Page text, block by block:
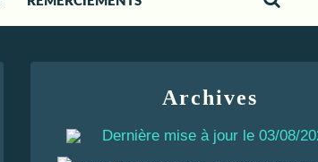
Archives
Dernière mise à jour le 03/08/